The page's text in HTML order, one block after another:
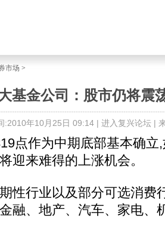
市场 >
基金公司：股市仍将震
:2010年10月25日 09:14 | 进入复兴论坛|
作为中期底部基本确立,
迎来难得的上涨机会。
行业以及部分可选消费
融、地产、汽车、家电、